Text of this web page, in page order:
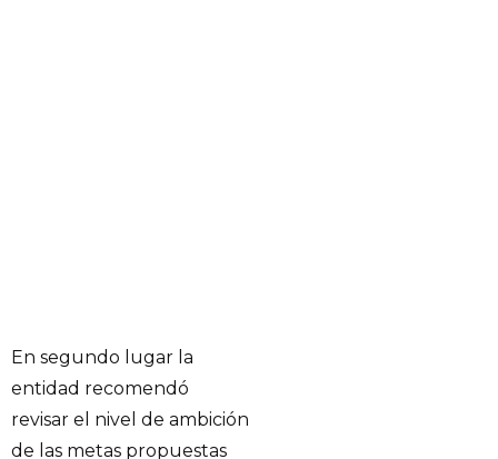
En segundo lugar la
entidad recomendó
revisar el nivel de ambición
de las metas propuestas